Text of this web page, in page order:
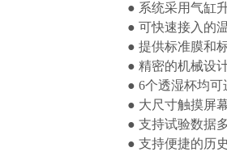
● 系统采用气缸
● 可快速接入的
● 提供标准膜和
● 精密的机械设
● 6个透湿杯均
● 大尺寸触摸屏
● 支持试验数据
● 支持便捷的历